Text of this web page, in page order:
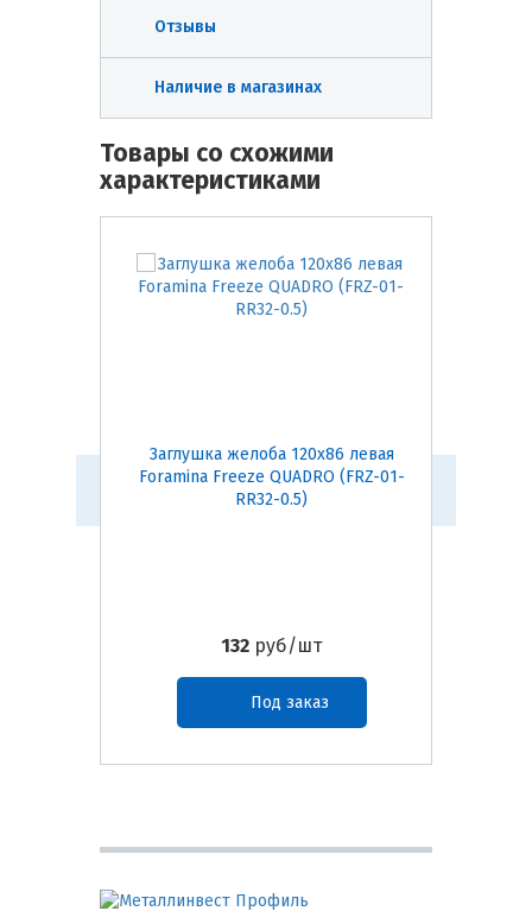
Отзывы
Наличие в магазинах
Товары со схожими
характеристиками
Заглушка желоба 120х86 левая
Foramina Freeze QUADRO (FRZ-01-
RR32-0.5)
132 руб/шт
Под заказ